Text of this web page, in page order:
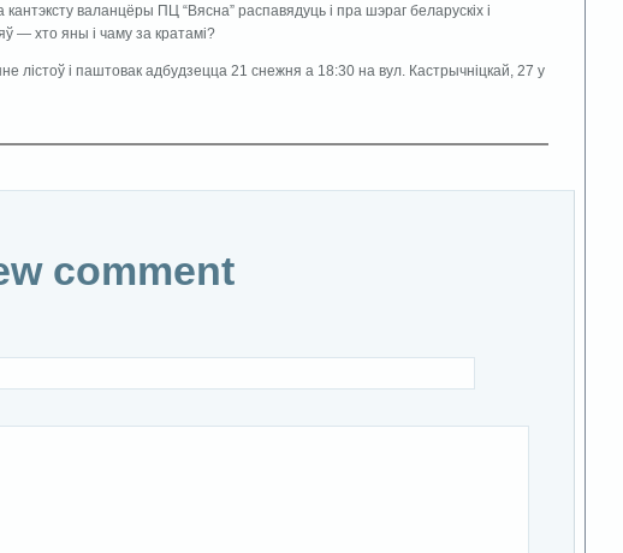
кантэксту валанцёры ПЦ “Вясна” распавядуць і пра шэраг беларускіх і
— хто яны і чаму за кратамі?
лістоў і паштовак адбудзецца 21 снежня а 18:30 на вул. Кастрычніцкай, 27 у
comment